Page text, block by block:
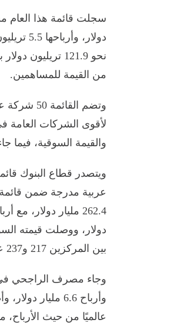
من القيمة للمساهمين.
والقيمة السوقية، فيما جاءت الشركات الـ 50
بين المركزين 217 و237 عالميًا.
عالميًا من حيث